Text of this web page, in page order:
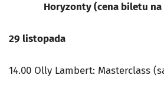
Horyzonty (cena biletu na
29 listopada
14.00 Olly Lambert: Masterclass